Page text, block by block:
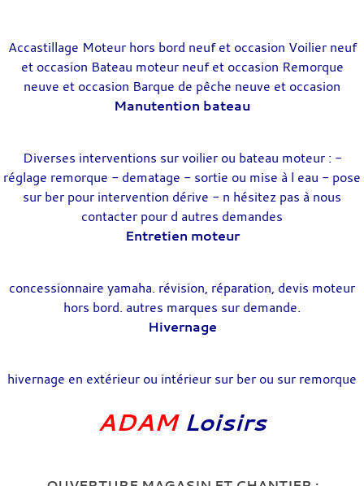
Accastillage Moteur hors bord neuf et occasion Voilier neuf
et occasion Bateau moteur neuf et occasion Remorque
neuve et occasion Barque de pêche neuve et occasion
Manutention bateau
Diverses interventions sur voilier ou bateau moteur : -
réglage remorque - dematage - sortie ou mise à l eau - pose
sur ber pour intervention dérive - n hésitez pas à nous
contacter pour d autres demandes
Entretien moteur
concessionnaire yamaha. révision, réparation, devis moteur
hors bord. autres marques sur demande.
Hivernage
hivernage en extérieur ou intérieur sur ber ou sur remorque
ADAM Loisirs